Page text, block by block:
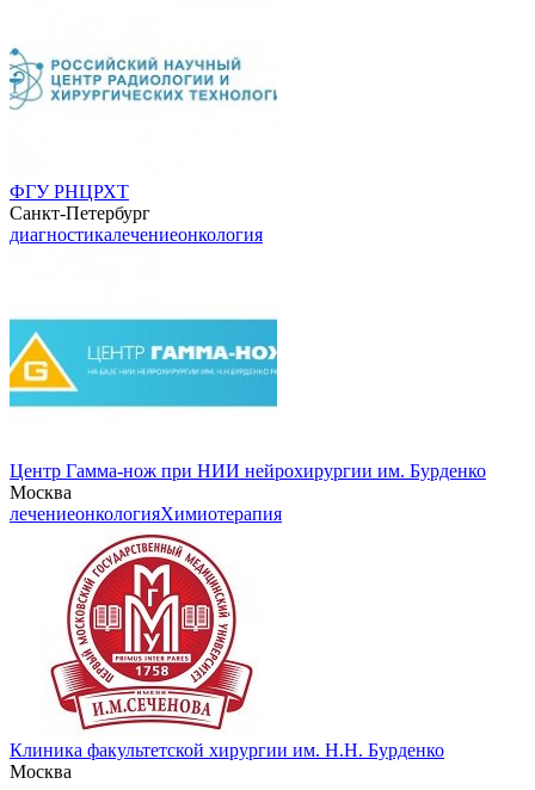
ФГУ РНЦРХТ
Санкт-Петербург
диагностикалечениеонкология
Центр Гамма-нож при НИИ нейрохирургии им. Бурденко
Москва
лечениеонкологияХимиотерапия
Клиника факультетской хирургии им. Н.Н. Бурденко
Москва